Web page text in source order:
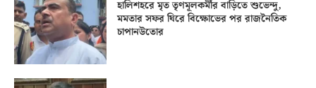
হালিশহরে মৃত তৃণমূলকর্মীর বাড়িতে শুভেন্দু,
মমতার সফর ঘিরে বিক্ষোভের পর রাজনৈতিক
চাপানউতোর